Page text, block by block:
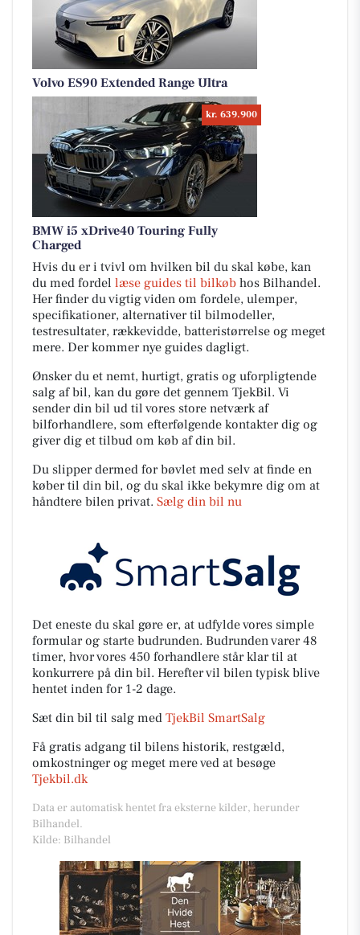
Volvo ES90 Extended Range Ultra
kr. 639.900
BMW i5 xDrive40 Touring Fully
Charged
Hvis du er i tvivl om hvilken bil du skal købe, kan
du med fordel læse guides til bilkøb hos Bilhandel.
Her finder du vigtig viden om fordele, ulemper,
specifikationer, alternativer til bilmodeller,
testresultater, rækkevidde, batteristørrelse og meget
mere. Der kommer nye guides dagligt.
Ønsker du et nemt, hurtigt, gratis og uforpligtende
salg af bil, kan du gøre det gennem TjekBil. Vi
sender din bil ud til vores store netværk af
bilforhandlere, som efterfølgende kontakter dig og
giver dig et tilbud om køb af din bil.
Du slipper dermed for bøvlet med selv at finde en
køber til din bil, og du skal ikke bekymre dig om at
håndtere bilen privat. Sælg din bil nu
Det eneste du skal gøre er, at udfylde vores simple
formular og starte budrunden. Budrunden varer 48
timer, hvor vores 450 forhandlere står klar til at
konkurrere på din bil. Herefter vil bilen typisk blive
hentet inden for 1-2 dage.
Sæt din bil til salg med TjekBil SmartSalg
Få gratis adgang til bilens historik, restgæld,
omkostninger og meget mere ved at besøge
Tjekbil.dk
Data er automatisk hentet fra eksterne kilder, herunder
Bilhandel.
Kilde: Bilhandel